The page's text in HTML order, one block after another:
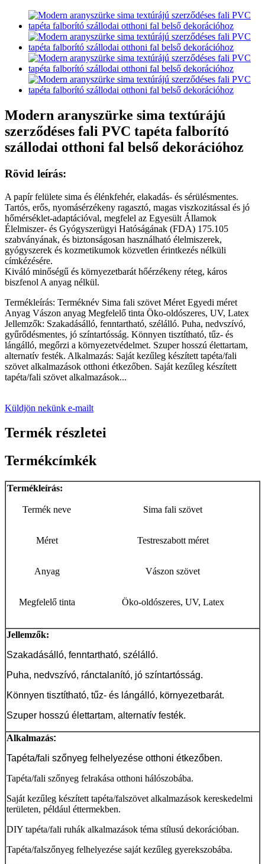
Modern aranyszürke sima textúrájú
szerződéses fali PVC tapéta falborító
szállodai otthoni fal belső dekorációhoz
Rövid leírás:
A papír felülete sima és élénkfehér, elakadás- és sérülésmentes.
Tartós, erős, nyomásérzékeny ragasztó, magas viszkozitással és jó
hőmérséklet-adaptációval, megfelel az Egyesült Államok
Élelmiszer- és Gyógyszerügyi Hatóságának (FDA) 175.105
szabványának, és biztonságosan használható élelmiszerek,
gyógyszerek és kozmetikumok közvetlen érintkezés nélküli
címkézésére.
Kiváló minőségű és környezetbarát hőérzékeny réteg, káros
biszfenol A anyag nélkül.
Termékleírás: Terméknév Sima fali szövet Méret Egyedi méret
Anyag Vászon anyag Megfelelő tinta Öko-oldószeres, UV, Latex
Jellemzők: Szakadásálló, fenntartható, szélálló. Puha, nedvszívó,
gyűrődésmentes, jó színtartósság. Könnyen tisztítható, tűz- és
lángálló, megőrzi a környezetvédelmet. Szuper hosszú élettartam,
alternatív festék. Alkalmazás: Saját kezűleg készített tapéta/fali
szövet alkalmazások otthoni étkezőben. Saját kezűleg készített
tapéta/fali szövet alkalmazások...
Küldjön nekünk e-mailt
Termék részletei
Termékcímkék
Termékleírás:
Termék neve Sima fali szövet
Méret Testreszabott méret
Anyag Vászon szövet
Megfelelő tinta Öko-oldószeres, UV, Latex
Jellemzők:
Szakadásálló, fenntartható, szélálló.
Puha, nedvszívó, ránctalanító, jó színtartósság.
Könnyen tisztítható, tűz- és lángálló, környezetbarát.
Szuper hosszú élettartam, alternatív festék.
Alkalmazás:
Tapéta/fali szőnyeg felhelyezése otthoni étkezőben.
Tapéta/fali szőnyeg felrakása otthoni hálószobába.
Saját kezűleg készített tapéta/falszövet alkalmazások kereskedelmi
területen, például éttermekben.
DIY tapéta/fali ruhák alkalmazások téma stílusú dekorációban.
Tapéta/falszőnyeg felhelyezése saját kezűleg gyerekszobába.